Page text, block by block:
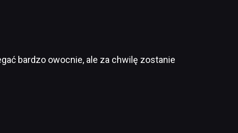
bardzo owocnie, ale za chwilę zostanie